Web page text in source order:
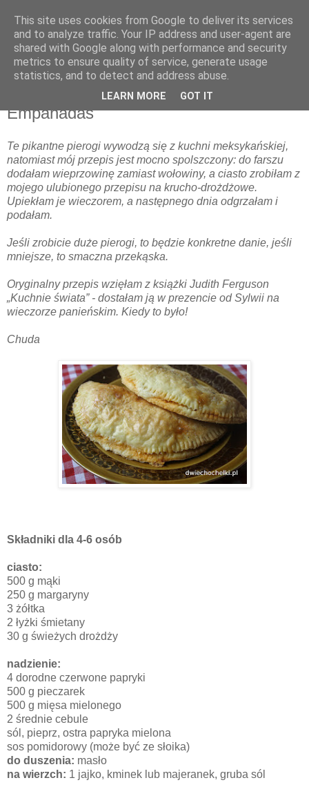
środa, 5 października 2011
Empanadas
Te pikantne pierogi wywodzą się z kuchni meksykańskiej,
natomiast mój przepis jest mocno spolszczony: do farszu
dodałam wieprzowinę zamiast wołowiny, a ciasto zrobiłam z
mojego ulubionego przepisu na krucho-drożdżowe.
Upiekłam je wieczorem, a następnego dnia odgrzałam i
podałam.
Jeśli zrobicie duże pierogi, to będzie konkretne danie, jeśli
mniejsze, to smaczna przekąska.
Oryginalny przepis wzięłam z książki Judith Ferguson
„Kuchnie świata” - dostałam ją w prezencie od Sylwii na
wieczorze panieńskim. Kiedy to było!
Chuda
Składniki dla 4-6 osób
ciasto:
500 g mąki
250 g margaryny
3 żółtka
2 łyżki śmietany
30 g świeżych drożdży
nadzienie:
4 dorodne czerwone papryki
500 g pieczarek
500 g mięsa mielonego
2 średnie cebule
sól, pieprz, ostra papryka mielona
sos pomidorowy (może być ze słoika)
do duszenia: masło
na wierzch: 1 jajko, kminek lub majeranek, gruba sól
This site uses cookies from Google to deliver its services
and to analyze traffic. Your IP address and user-agent are
shared with Google along with performance and security
metrics to ensure quality of service, generate usage
statistics, and to detect and address abuse.
LEARN MORE GOT IT